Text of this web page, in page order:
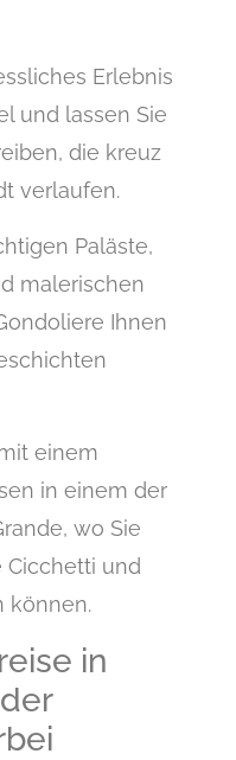
Erlebnis
und lassen Sie
die kreuz
verlaufen.
Paläste,
malerischen
Ihnen
einem
in einem der
wo Sie
Cicchetti und
können.
in